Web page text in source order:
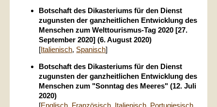
Botschaft des Dikasteriums für den Dienst
zugunsten der ganzheitlichen Entwicklung des
Menschen zum Welttourismus-Tag 2020 [27.
September 2020] (6. August 2020)
[ Italienisch, Spanisch]
Botschaft des Dikasteriums für den Dienst
zugunsten der ganzheitlichen Entwicklung des
Menschen zum "Sonntag des Meeres" (12. Juli
2020)